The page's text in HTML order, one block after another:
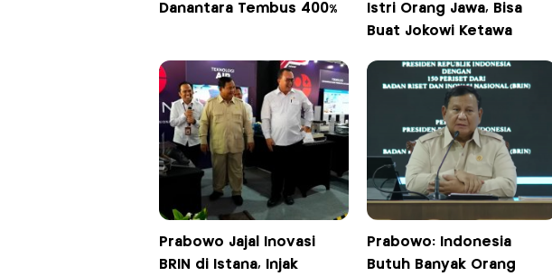
Danantara Tembus 400%
Istri Orang Jawa, Bisa
Buat Jokowi Ketawa
Prabowo Jajal Inovasi
BRIN di Istana, Injak
Prabowo: Indonesia
Butuh Banyak Orang